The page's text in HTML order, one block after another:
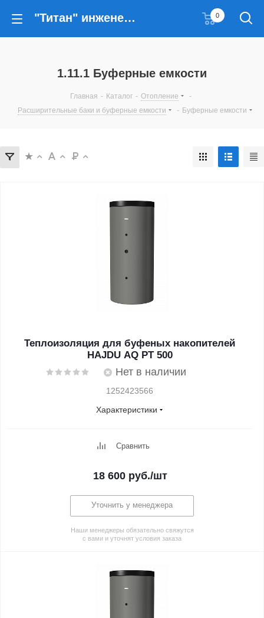
"Титан" инженерные решения 0
1.11.1 Буферные емкости
Главная - Каталог - Отопление
-
Расширительные баки и буферные емкости
- Буферные емкости
Теплоизоляция для буфеных накопителей
HAJDU AQ PT 500
Нет в наличии
1252423566
Характеристики
Сравнить
18 600руб./шт
Уточнить у менеджера
Наши менеджеры обязательно свяжутся
с вами и уточнят условия заказа